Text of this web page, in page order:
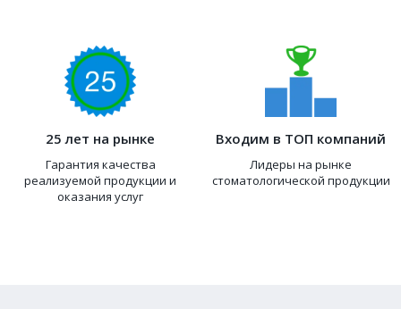
25 лет на рынке
Гарантия качества
реализуемой продукции и
оказания услуг
Входим в ТОП компаний
Лидеры на рынке
стоматологической продукции